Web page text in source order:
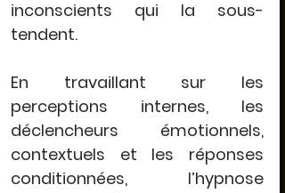
inconscients qui la sous-
tendent.
En travaillant sur les
perceptions internes, les
déclencheurs émotionnels,
contextuels et les réponses
conditionnées, l’hypnose